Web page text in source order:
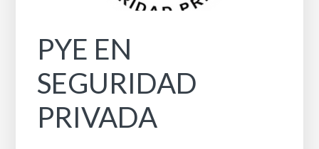
PYE EN
SEGURIDAD
PRIVADA